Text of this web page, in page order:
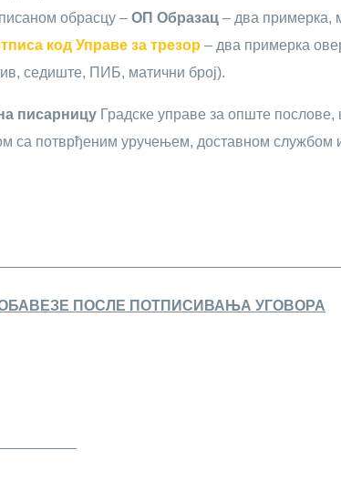
обрасцу – ОП Образац – два примерка,
код Управе за трезор – два примерка
седиште, ПИБ, матични број).
писарницу Градске управе за опште
са потврђеним уручењем, доставном службом
ПОСЛЕ ПОТПИСИВАЊА УГОВОРА